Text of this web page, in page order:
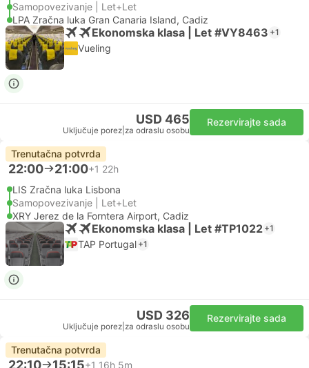
Samopovezivanje | Let+Let
LPA Zračna luka Gran Canaria Island, Cadiz
Ekonomska klasa | Let #VY8463 +1
Vueling
USD 465
Uključuje porez za odraslu osobu
Rezervirajte sada
Trenutačna potvrda
22:00 21:00+1 22h
LIS Zračna luka Lisbona
Samopovezivanje | Let+Let
XRY Jerez de la Forntera Airport, Cadiz
Ekonomska klasa | Let #TP1022 +1
TAP Portugal +1
USD 326
Uključuje porez za odraslu osobu
Rezervirajte sada
Trenutačna potvrda
22:10 15:15+1 16h 5m